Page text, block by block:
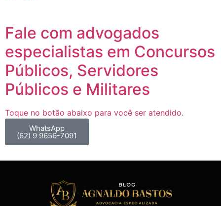
Fale com advogados
especialistas em Concursos
Públicos, Servidores
Públicos e Militares
Toque no botão abaixo para você ser atendido.
WhatsApp
(62) 9 9656-7091